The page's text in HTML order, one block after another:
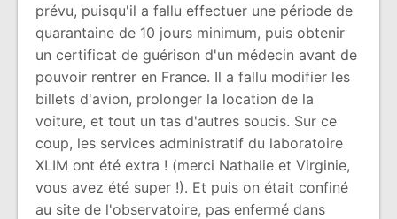
prévu, puisqu'il a fallu effectuer une période de
quarantaine de 10 jours minimum, puis obtenir
un certificat de guérison d'un médecin avant de
pouvoir rentrer en France. Il a fallu modifier les
billets d'avion, prolonger la location de la
voiture, et tout un tas d'autres soucis. Sur ce
coup, les services administratif du laboratoire
XLIM ont été extra ! (merci Nathalie et Virginie,
vous avez été super !). Et puis on était confiné
au site de l'observatoire, pas enfermé dans